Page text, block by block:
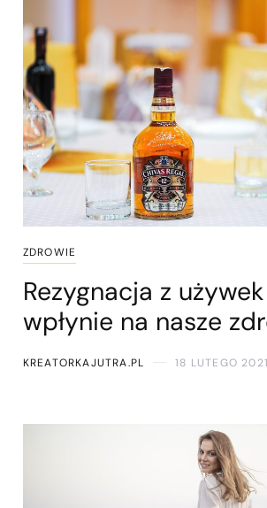
ZDROWIE
Rezygnacja z
wpłynie na nasze
KREATORKAJUTRA.PL 18 LUTEGO 2021